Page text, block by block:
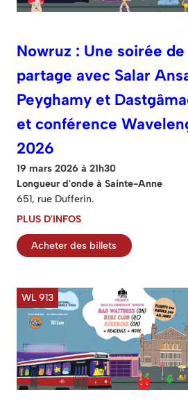
Nowruz : Une soirée
partage avec Salar
Peyghamy et
et conférence
2026
19 mars 2026 à 21h30
Longueur d'onde à Sainte-Anne
651, rue Dufferin.
PLUS D'INFOS
Acheter des billets
WL 913